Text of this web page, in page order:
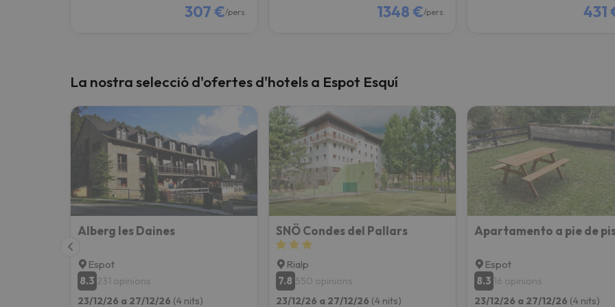
307 €/pers. 1348 €/pers. 431
La nostra selecció d'ofertes d'hotels a Espot Esquí
Alberg les Daines
Espot
8.3 231 opinions
23/12/26 a 27/12/26 (4 nits)
SNÖ Condes del Pallars
Rialp
7.8 550 opinions
23/12/26 a 27/12/26 (4 nits)
Espot
8.3 16 opinions
23/12/26 a 27/12/26 (4 nits)